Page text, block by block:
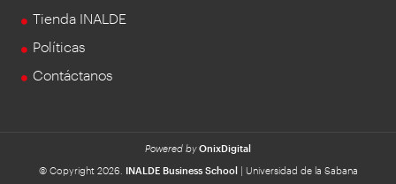
Tienda INALDE
Políticas
Contáctanos
Powered by OnixDigital
© Copyright 2026.
INALDE Business School | Universidad de la Sabana